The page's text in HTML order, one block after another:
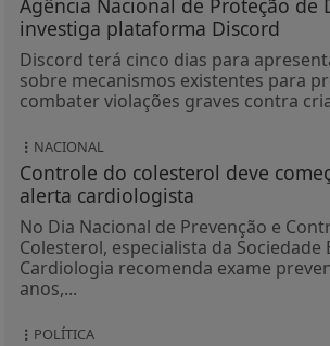
Agência Nacional de Proteção de
investiga plataforma Discord
Discord terá cinco dias para
sobre mecanismos existentes para
combater violações graves contra
NACIONAL
Controle do colesterol deve
alerta cardiologista
No Dia Nacional de Prevenção e
Colesterol, especialista da Sociedade
Cardiologia recomenda exame
anos,...
POLÍTICA